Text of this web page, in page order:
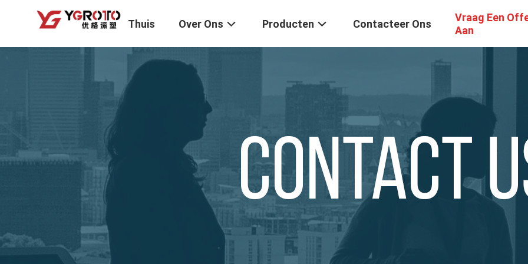
Thuis Over Ons Producten Contacteer Ons
Vraag Een
Aan